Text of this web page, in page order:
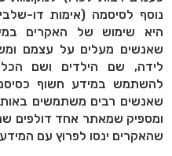
נוסף לסיסמה (אימות דו-
היא שימוש של האקרים
שאנשים מעלים על עצמם
לידה, שם הילדים ושם
להשתמש במידע חשוף
שאנשים רבים משתמשים באותה
ומספיק שמאתר אחד דולפים
שהאקרים ינסו לפרוץ עם המידע